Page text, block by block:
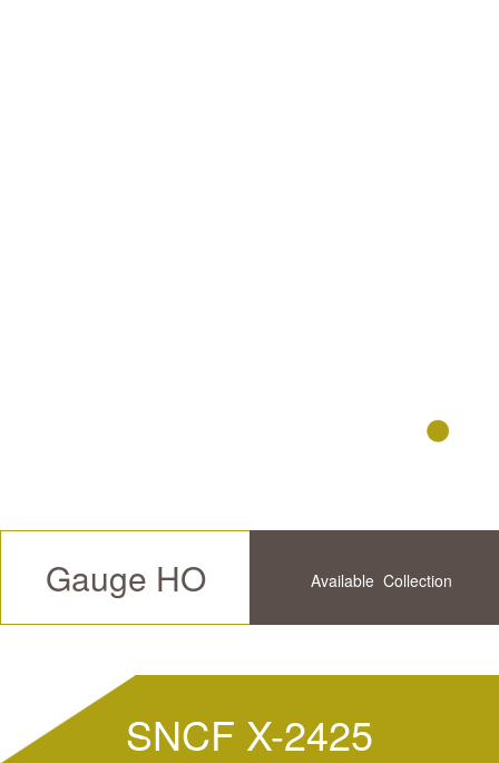
Gauge HO Available Collection
SNCF X-2425